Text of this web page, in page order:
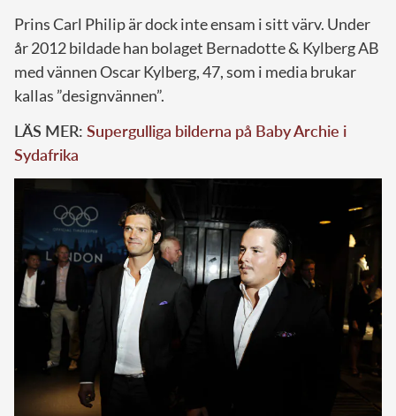
Prins Carl Philip är dock inte ensam i sitt värv. Under
år 2012 bildade han bolaget Bernadotte & Kylberg AB
med vännen Oscar Kylberg, 47, som i media brukar
kallas ”designvännen”.
LÄS MER: Supergulliga bilderna på Baby Archie i
Sydafrika